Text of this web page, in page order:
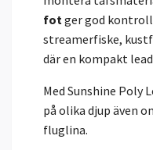
fot ger god kontroll
streamerfiske,
där en kompakt
Med Sunshine Poly
på olika djup även
fluglina.